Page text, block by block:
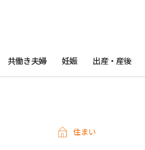
共働き夫婦 妊娠 出産・産後
住まい